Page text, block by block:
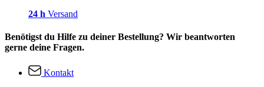
24 h Versand
Benötigst du Hilfe zu deiner Bestellung? Wir beantworten
gerne deine Fragen.
Kontakt